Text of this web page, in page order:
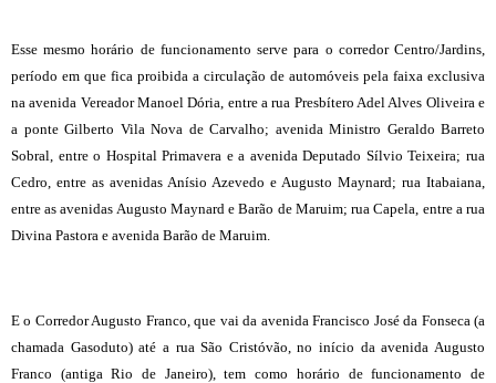
Esse mesmo horário de funcionamento serve para o corredor Centro/Jardins,
período em que fica proibida a circulação de automóveis pela faixa exclusiva
na avenida Vereador Manoel Dória, entre a rua Presbítero Adel Alves Oliveira e
a ponte Gilberto Vila Nova de Carvalho; avenida Ministro Geraldo Barreto
Sobral, entre o Hospital Primavera e a avenida Deputado Sílvio Teixeira; rua
Cedro, entre as avenidas Anísio Azevedo e Augusto Maynard; rua Itabaiana,
entre as avenidas Augusto Maynard e Barão de Maruim; rua Capela, entre a rua
Divina Pastora e avenida Barão de Maruim.
E o Corredor Augusto Franco, que vai da avenida Francisco José da Fonseca (a
chamada Gasoduto) até a rua São Cristóvão, no início da avenida Augusto
Franco (antiga Rio de Janeiro), tem como horário de funcionamento de